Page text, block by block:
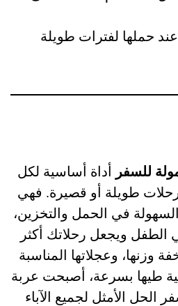
حملها لفترات طويلة
للسفر
أداة أساسية لكل
طويلة أو قصيرة. فهي
في الحمل والتخزين،
ويجعل رحلاتك أكثر
وزنها، وعجلاتها المناسبة
طيها بسرعة، أصبحت عربة
الحل الأمثل لجميع الآباء